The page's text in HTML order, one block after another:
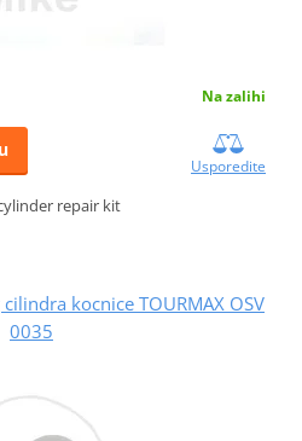
Na zalihi
Usporedite
repair kit
kocnice TOURMAX OSV
0035